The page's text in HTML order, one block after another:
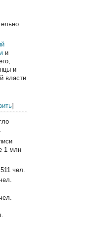
и
и
власти
]
1 млн
чел.